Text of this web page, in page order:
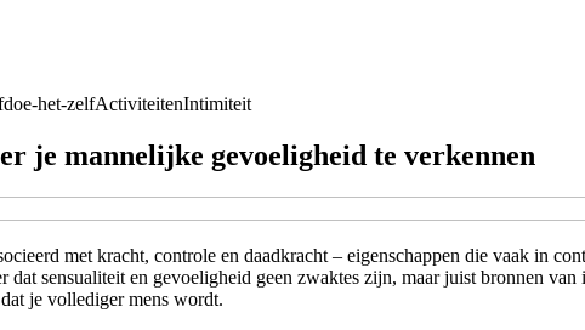
doe-het-zelfActiviteitenIntimiteit
je mannelijke gevoeligheid te verkennen
met kracht, controle en daadkracht – eigenschappen die vaak in
sensualiteit en gevoeligheid geen zwaktes zijn, maar juist bronnen
je vollediger mens wordt.